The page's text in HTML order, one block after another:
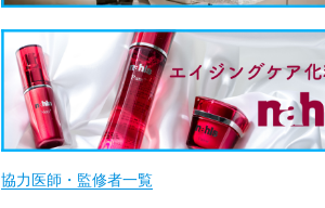
協力医師・監修者一覧